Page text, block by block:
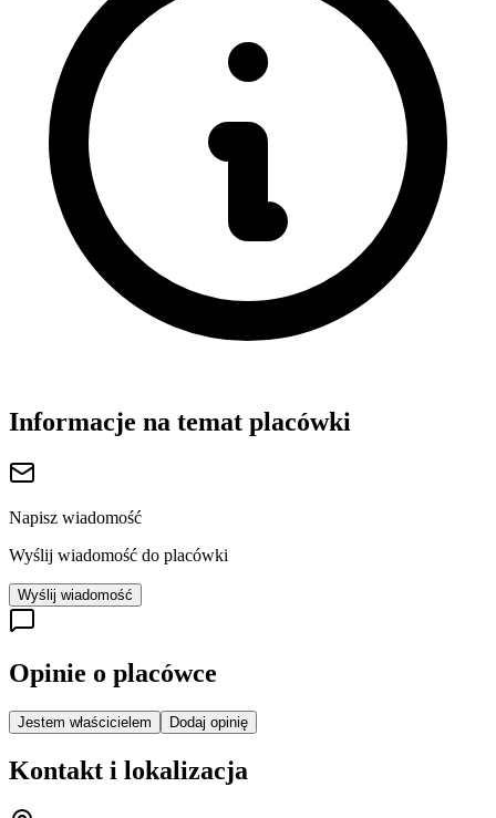
Informacje na temat placówki
Napisz wiadomość
Wyślij wiadomość do placówki
Wyślij wiadomość
Opinie o placówce
Jestem właścicielem Dodaj opinię
Kontakt i lokalizacja